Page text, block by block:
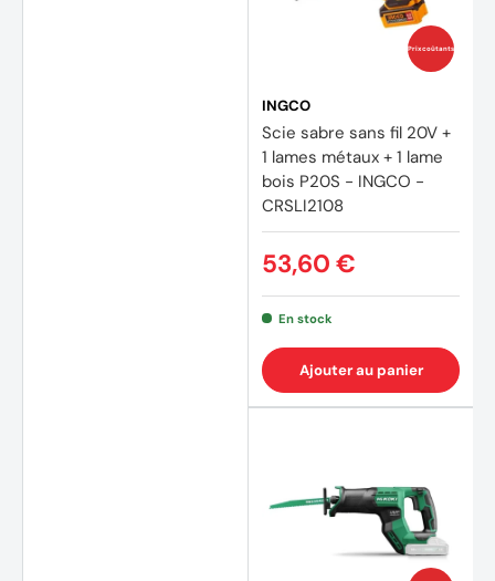
Prix coûtants
INGCO
Scie sabre sans fil 20V +
1 lames métaux + 1 lame
bois P20S - INGCO -
CRSLI2108
53,60 €
En stock
Ajouter au panier